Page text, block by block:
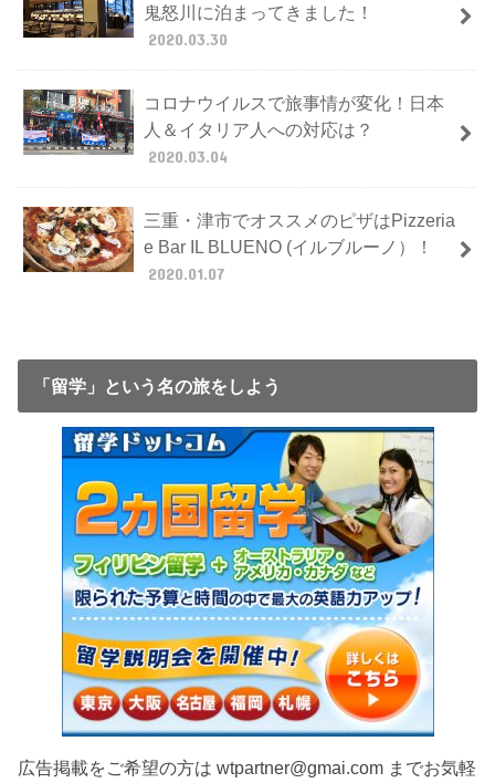
鬼怒川に泊まってきました！
2020.03.30
コロナウイルスで旅事情が変化！日本
人＆イタリア人への対応は？
2020.03.04
三重・津市でオススメのピザはPizzeria
e Bar IL BLUENO (イルブルーノ）！
2020.01.07
「留学」という名の旅をしよう
広告掲載をご希望の方は wtpartner@gmai.com までお気軽